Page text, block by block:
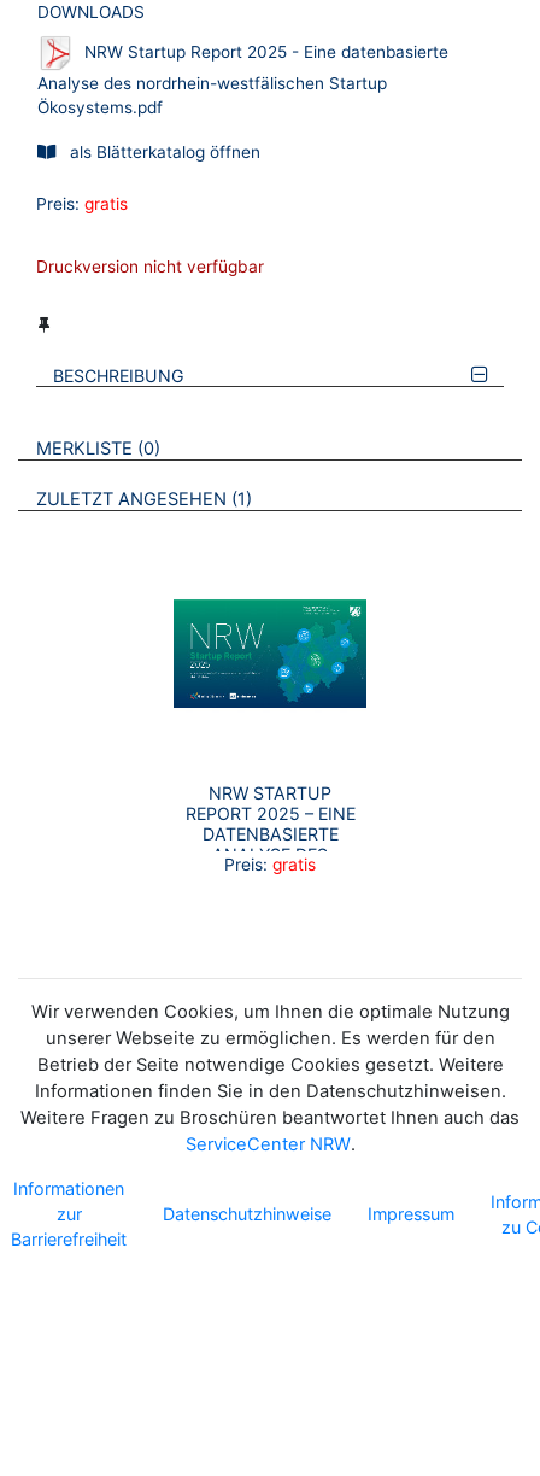
DOWNLOADS
NRW Startup Report 2025 - Eine datenbasierte
Analyse des nordrhein-westfälischen Startup
Ökosystems.pdf
als Blätterkatalog öffnen
Preis: gratis
Druckversion nicht verfügbar
BESCHREIBUNG
VERWEISE AUF VERMERKTE- ODER ZULETZT ANGESEHENE
MERKLISTE 0 BROSCHÜREN
ZULETZT ANGESEHEN 1 BROSCHÜREN
NRW STARTUP
REPORT 2025 – EINE
DATENBASIERTE
ANALYSE DES
NORDRHEIN-
Preis: gratis
Wir verwenden Cookies, um Ihnen die optimale Nutzung
unserer Webseite zu ermöglichen. Es werden für den
Betrieb der Seite notwendige Cookies gesetzt. Weitere
Informationen finden Sie in den Datenschutzhinweisen.
Weitere Fragen zu Broschüren beantwortet Ihnen auch das
ServiceCenter NRW.
Informationen
zur
Barrierefreiheit
Datenschutzhinweise Impressum
zu